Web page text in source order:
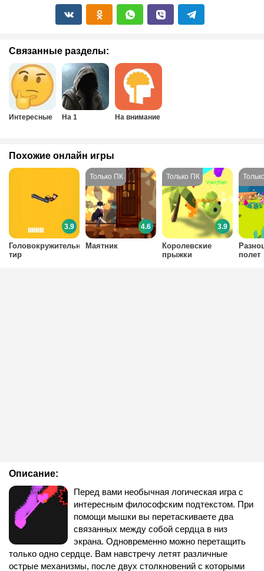
Связанные разделы:
Интересные На 1 На внимание
Описание:
Перед вами необычная логическая игра с
интересным философским подтекстом. При
помощи мышки вы перетаскиваете два
связанных между собой сердца в низ
экрана. Одновременно можно перетащить
только одно сердце. Вам навстречу летят различные
острые механизмы, после двух столкновений с которыми
Похожие онлайн игры
Маятник
4.6
Королевские
прыжки
3.9
полет
Головокружительный
тир
3.9